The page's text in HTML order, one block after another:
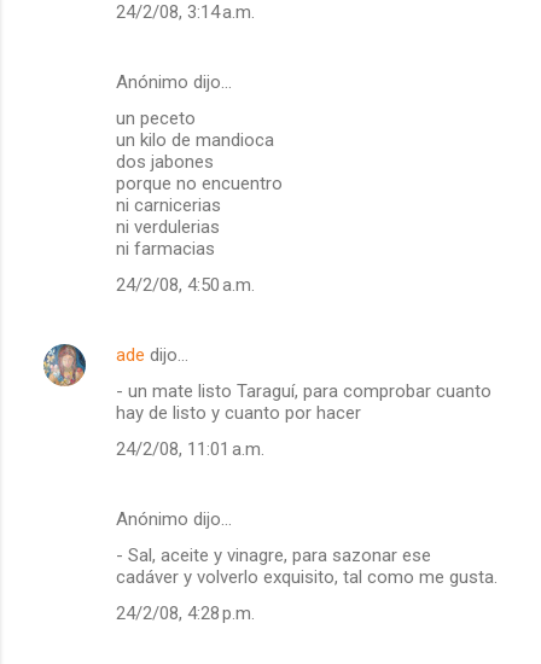
24/2/08, 3:14 a.m.
Anónimo dijo…
un peceto
un kilo de mandioca
dos jabones
porque no encuentro
ni carnicerias
ni verdulerias
ni farmacias
24/2/08, 4:50 a.m.
ade dijo…
- un mate listo Taraguí, para comprobar cuanto
hay de listo y cuanto por hacer
24/2/08, 11:01 a.m.
Anónimo dijo…
- Sal, aceite y vinagre, para sazonar ese
cadáver y volverlo exquisito, tal como me gusta.
24/2/08, 4:28 p.m.